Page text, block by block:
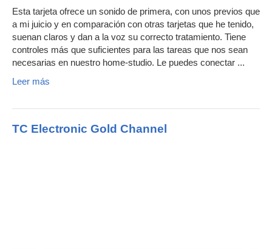
Esta tarjeta ofrece un sonido de primera, con unos previos que
a mi juicio y en comparación con otras tarjetas que he tenido,
suenan claros y dan a la voz su correcto tratamiento. Tiene
controles más que suficientes para las tareas que nos sean
necesarias en nuestro home-studio. Le puedes conectar ...
Leer más
TC Electronic Gold Channel